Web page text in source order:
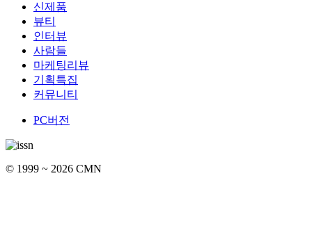
신제품
뷰티
인터뷰
사람들
마케팅리뷰
기획특집
커뮤니티
PC버전
© 1999 ~ 2026 CMN